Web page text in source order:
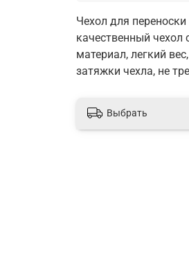
Чехол для
качественный чехол
материал, легкий
затяжки чехла, не
Выбрать